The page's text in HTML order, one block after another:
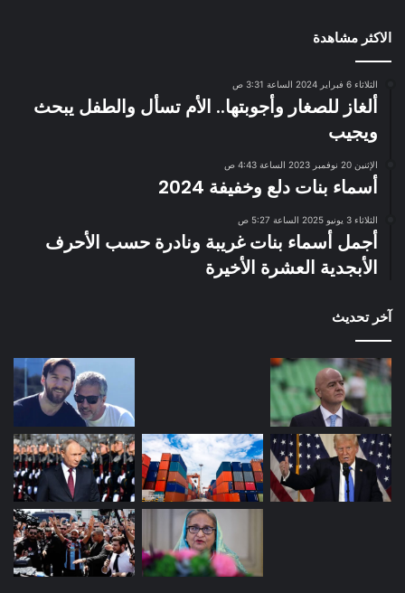
الاكثر مشاهدة
الثلاثاء 6 فبراير 2024 الساعة 3:31 ص
ألغاز للصغار وأجوبتها.. الأم تسأل والطفل يبحث
ويجيب
الإثنين 20 نوفمبر 2023 الساعة 4:43 ص
أسماء بنات دلع وخفيفة 2024
الثلاثاء 3 يونيو 2025 الساعة 5:27 ص
أجمل أسماء بنات غريبة ونادرة حسب الأحرف
الأبجدية العشرة الأخيرة
آخر تحديث